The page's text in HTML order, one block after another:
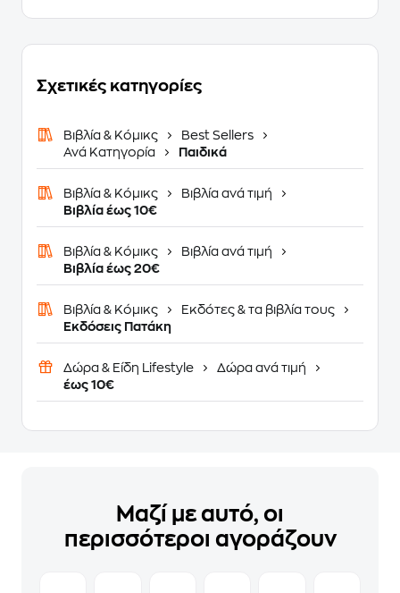
Σχετικές κατηγορίες
Βιβλία & Κόμικς
Best Sellers
Ανά Κατηγορία
Παιδικά
Βιβλία & Κόμικς
Βιβλία ανά τιμή
Βιβλία έως 10€
Βιβλία & Κόμικς
Βιβλία ανά τιμή
Βιβλία έως 20€
Βιβλία & Κόμικς
Εκδότες & τα βιβλία τους
Εκδόσεις Πατάκη
Δώρα & Είδη Lifestyle
Δώρα ανά τιμή
έως 10€
Μαζί με αυτό, οι
περισσότεροι αγοράζουν